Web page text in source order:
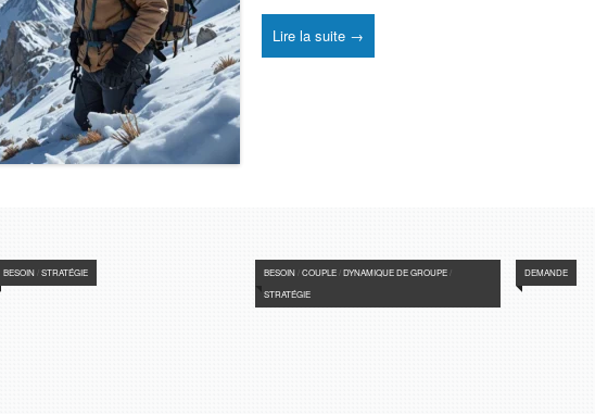
Lire la suite →
BESOIN/STRATÉGIE BESOIN/COUPLE/DYNAMIQUE DE GROUPE/
STRATÉGIE
DEMANDE